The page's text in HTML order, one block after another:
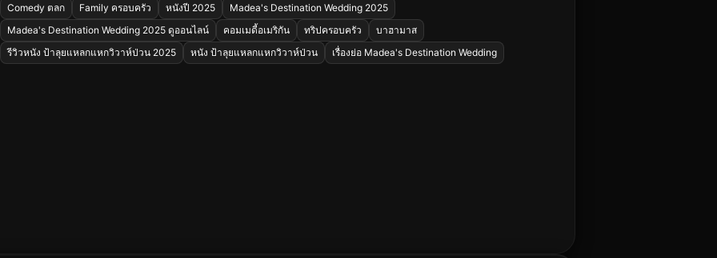
Comedy ตลก Family ครอบครัว หนังปี 2025
Madea's Destination Wedding 2025
Madea's Destination Wedding 2025 ดูออนไลน์
คอมเมดี้อเมริกัน ทริปครอบครัว
บาฮามาส
รีวิวหนัง ป้าลุยแหลกแหกวิวาห์ป่วน 2025
หนัง ป้าลุยแหลกแหกวิวาห์ป่วน เรื่องย่อ Madea's Destination Wedding